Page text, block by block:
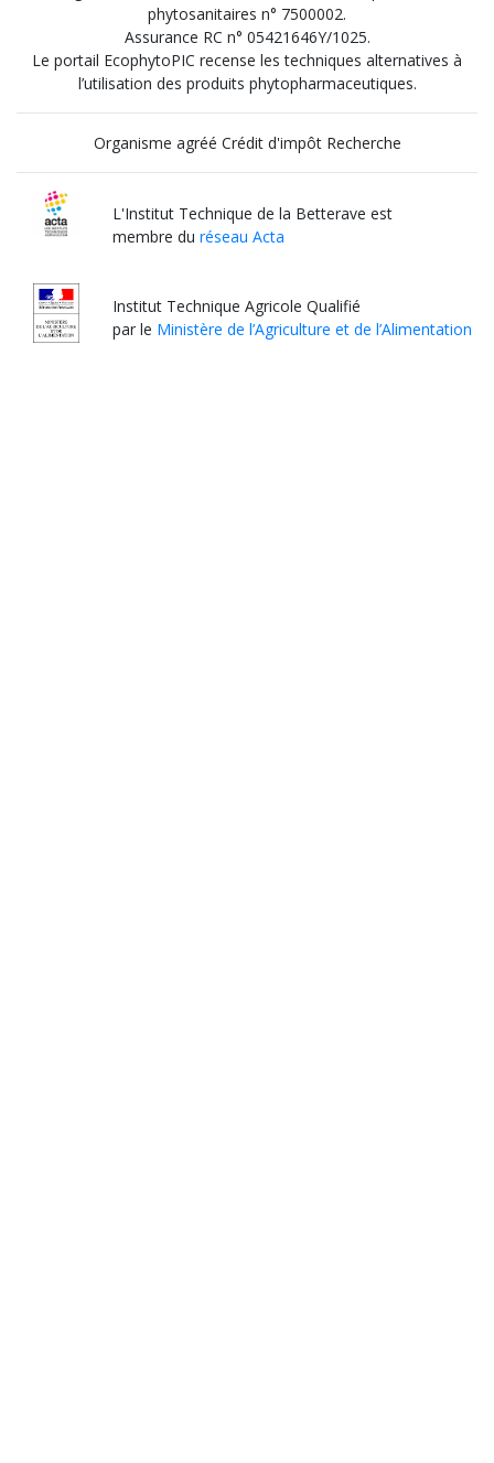
phytosanitaires n° 7500002.
Assurance RC n° 05421646Y/1025.
Le portail EcophytoPIC recense les techniques alternatives à
l’utilisation des produits phytopharmaceutiques.
Organisme agréé Crédit d'impôt Recherche
L'Institut Technique de la Betterave est
membre duréseau Acta
Institut Technique Agricole Qualifié
par le Ministère de l’Agriculture et de l’Alimentation